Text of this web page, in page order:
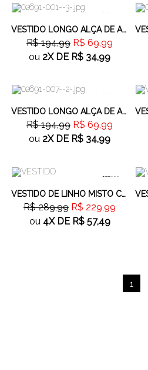
64%
VESTIDO LONGO ALÇA DE AMARRAÇÃO PRETO
R$ 194,99 R$ 69,99
ou 2XDE R$ 34,99
64%
VESTIDO LONGO ALÇA DE AMARRAÇÃO AMARELO
R$ 194,99 R$ 69,99
ou 2XDE R$ 34,99
20%OFF
VESTIDO DE LINHO MISTO COM DETALHE NO BUSTO OFF WHITE
R$ 289,99 R$ 229,99
ou 4XDE R$ 57,49
1